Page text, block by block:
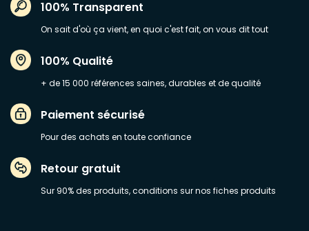
100% Transparent
On sait d'où ça vient, en quoi c'est fait, on vous dit tout
100% Qualité
+ de 15 000 références saines, durables et de qualité
Paiement sécurisé
Pour des achats en toute confiance
Retour gratuit
Sur 90% des produits, conditions sur nos fiches produits